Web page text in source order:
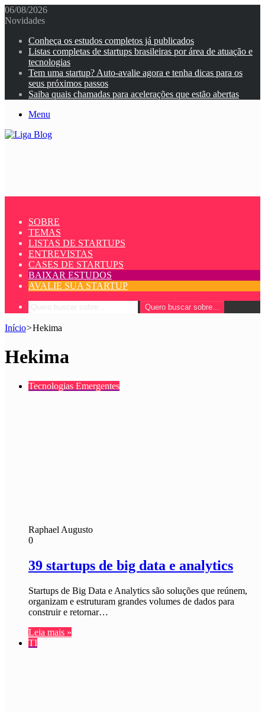
06/08/2026
Novidades
Conheça os estudos completos já publicados
Listas completas de startups brasileiras por área de atuação e
tecnologias
Tem uma startup? Auto-avalie agora e tenha dicas para os
seus próximos passos
Saiba quais chamadas para acelerações que estão abertas
Menu
SOBRE
TEMAS
LISTAS DE STARTUPS
ENTREVISTAS
CASES DE STARTUPS
BAIXAR ESTUDOS
AVALIE SUA STARTUP
Quero buscar sobre...
Início>Hekima
Hekima
Tecnologias Emergentes
Raphael Augusto
0
39 startups de big data e analytics
Startups de Big Data e Analytics são soluções que reúnem,
organizam e estruturam grandes volumes de dados para
construir e retornar…
Leia mais »
TI